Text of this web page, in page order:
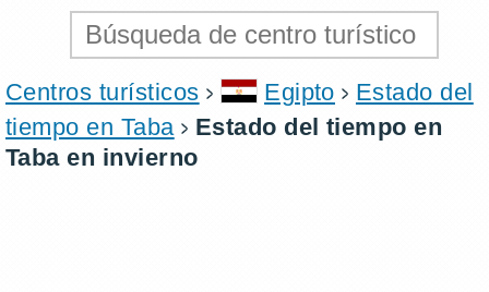
Centros turísticos Egipto
Estado del
tiempo en Taba
Estado del tiempo en
Taba en invierno